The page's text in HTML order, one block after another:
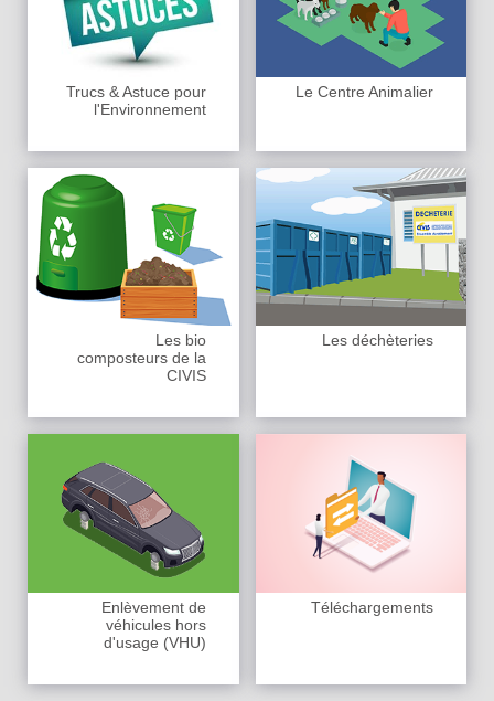
Trucs & Astuce pour
l'Environnement
Le Centre Animalier
Les bio
composteurs de la
CIVIS
Les déchèteries
Enlèvement de
véhicules hors
d'usage (VHU)
Téléchargements